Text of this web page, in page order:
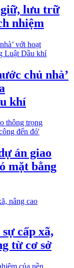
lưu trữ
nhiệm
chủ nhà’
khí
án giao
mặt bằng
cấp xã,
từ cơ sở